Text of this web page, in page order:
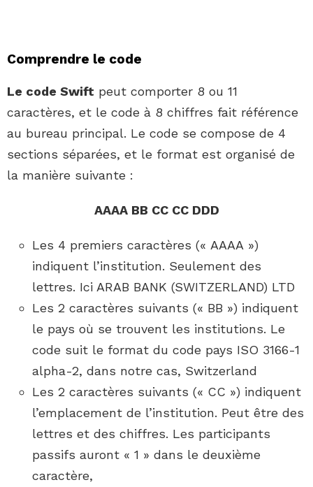
Comprendre le code
Le code Swift peut comporter 8 ou 11
caractères, et le code à 8 chiffres fait référence
au bureau principal. Le code se compose de 4
sections séparées, et le format est organisé de
la manière suivante :
AAAA BB CC CC DDD
Les 4 premiers caractères (« AAAA »)
indiquent l’institution. Seulement des
lettres. Ici ARAB BANK (SWITZERLAND) LTD
Les 2 caractères suivants (« BB ») indiquent
le pays où se trouvent les institutions. Le
code suit le format du code pays ISO 3166-1
alpha-2, dans notre cas, Switzerland
Les 2 caractères suivants (« CC ») indiquent
l’emplacement de l’institution. Peut être des
lettres et des chiffres. Les participants
passifs auront « 1 » dans le deuxième
caractère,